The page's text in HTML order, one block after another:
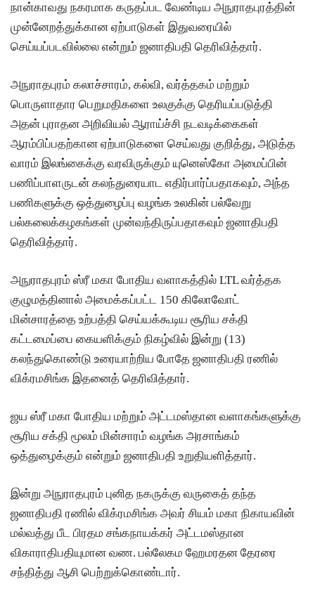
செயலாள
ர் மிஸ்ரி!
னுக்கான
மேல்மு
வெற்றிய
டைவதற்
கோ
னை
குறைக்கப்
படுவதற்
வாய்ப்பு
இலங்கை
த்
இந்திய
வெளியுற
வுச்
செயலாள
நான்காவது நகரமாக கருதப்பட வேண்டிய அநுராதபுரத்தின்
முன்னேறத்துக்கான ஏற்பாடுகள் இதுவரையில்
செய்யப்படவில்லை என்றும் ஜனாதிபதி தெரிவித்தார்.
அநுராதபுரம் கலாச்சாரம், கல்வி, வர்த்தகம் மற்றும்
பொருளாதார பெறுமதிகளை உலகுக்கு தெரியப்படுத்தி
அதன் புராதன அறிவியல் ஆராய்ச்சி நடவடிக்கைகள்
ஆரம்பிப்பதற்கான ஏற்பாடுகளை செய்வது குறித்து, அடுத்த
வாரம் இலங்கைக்கு வரவிருக்கும் யுனெஸ்கோ அமைப்பின்
பணிப்பாளருடன் கலந்துரையாட எதிர்பார்ப்பதாகவும், அந்த
பணிகளுக்கு ஒத்துழைப்பு வழங்க உலகின் பல்வேறு
பல்கலைக்கழகங்கள் முன்வந்திருப்பதாகவும் ஜனாதிபதி
தெரிவித்தார்.
அநுராதபுரம் ஸ்ரீ மகா போதிய வளாகத்தில் LTL வர்த்தக
குழுமத்தினால் அமைக்கப்பட்ட 150 கிலோவோட்
மின்சாரத்தை உற்பத்தி செய்யக்கூடிய சூரிய சக்தி
கட்டமைப்பை கையளிக்கும் நிகழ்வில் இன்று (13)
கலந்துகொண்டு உரையாற்றிய போதே ஜனாதிபதி ரணில்
விக்ரமசிங்க இதனைத் தெரிவித்தார்.
ஜய ஸ்ரீ மகா போதிய மற்றும் அட்டமஸ்தான வளாகங்களுக்கு
சூரிய சக்தி மூலம் மின்சாரம் வழங்க அரசாங்கம்
ஒத்துழைக்கும் என்றும் ஜனாதிபதி உறுதியளித்தார்.
இன்று அநுராதபுரம் புனித நகருக்கு வருகைத் தந்த
ஜனாதிபதி ரணில் விக்ரமசிங்க அவர் சியம் மகா நிகாயவின்
மல்வத்து பீட பிரதம சங்கநாயக்கர் அட்டமஸ்தான
விகாராதிபதியுமான வண. பல்லேகம ஹேமரதன தேரரை
சந்தித்து ஆசி பெற்றுக்கொண்டார்.